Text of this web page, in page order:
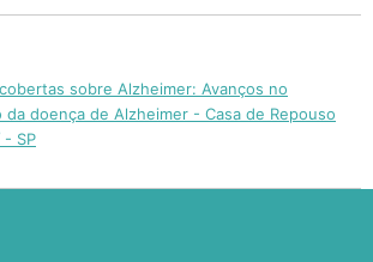
sobre Alzheimer: Avanços no
doença de Alzheimer - Casa de Repouso
- SP